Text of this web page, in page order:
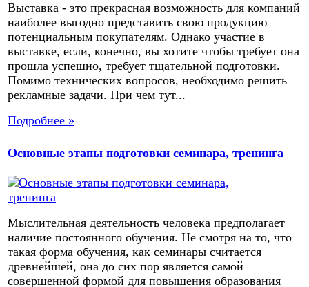
Выставка - это прекрасная возможность для компаний
наиболее выгодно представить свою продукцию
потенциальным покупателям. Однако участие в
выставке, если, конечно, вы хотите чтобы требует она
прошла успешно, требует тщательной подготовки.
Помимо технических вопросов, необходимо решить
рекламные задачи. При чем тут...
Подробнее »
Основные этапы подготовки семинара, тренинга
Мыслительная деятельность человека предполагает
наличие постоянного обучения. Не смотря на то, что
такая форма обучения, как семинары считается
древнейшей, она до сих пор является самой
совершенной формой для повышения образования